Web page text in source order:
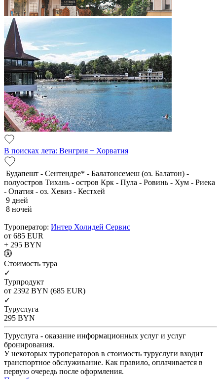
В поисках лета: Венгрия + Хорватия
Будапешт - Сентендре* - Балатонсемеш (оз. Балатон) -
полуостров Тихань - остров Крк - Пула - Ровинь - Хум - Риека
- Опатия - оз. Хевиз - Кестхей
9 дней
8 ночей
Туроператор: Интер Холидей Сервис
от 685 EUR
+ 295 BYN
Cтоимость тура
✓
Турпродукт
от 2392 BYN (685 EUR)
✓
Туруслуга
295 BYN
Туруслуга - оказание информационных услуг и услуг
бронирования.
У некоторых туроператоров в стоимость туруслуги входит
транспортное обслуживание. Как правило, оплачивается в
первую очередь после оформления.